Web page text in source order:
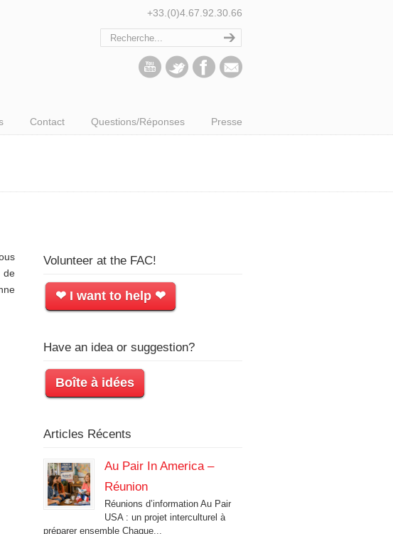
+33.(0)4.67.92.30.66
Contact Questions/Réponses Presse
de
Volunteer at the FAC!
❤ I want to help ❤
Have an idea or suggestion?
Boîte à idées
Articles Récents
Au Pair In America –
Réunion
Réunions d’information Au Pair
USA : un projet interculturel à
préparer ensemble Chaque...